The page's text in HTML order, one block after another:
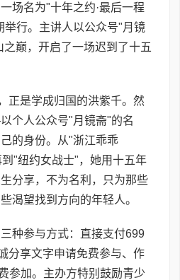
场名为"十年之约·最后一程
举行。主讲人以公众号"月镜
之巅，开启了一场迟到了十五
正是学成归国的洪紫千。然
个人公众号"月镜斋"的名
的身份。从"浙江乖乖
"纽约女战士"，她用十五年
分享，不为名利，只为那些
渴望找到方向的年轻人。
种参与方式：直接支付699
分享文字申请免费参与、作
参加。主办方特别鼓励青少